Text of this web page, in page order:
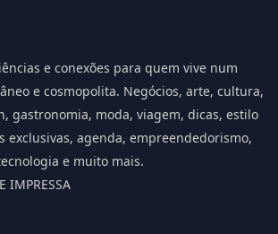
e conexões para quem vive num
e cosmopolita. Negócios, arte, cultura,
gastronomia, moda, viagem, dicas, estilo
exclusivas, agenda, empreendedorismo,
e muito mais.
IMPRESSA